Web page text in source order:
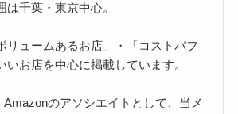
千葉・東京中心。
リュームあるお店」・「コストパフ
いお店を中心に掲載しています。
のアソシエイトとして、当メ